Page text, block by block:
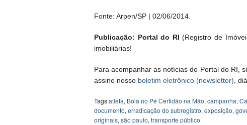
Fonte: Arpen/SP | 02/06/2014.
Publicação: Portal do RI (Registro de
imobiliárias!
Para acompanhar as notícias do Portal do RI,
assine nosso boletim eletrônico (newsletter) ,
Tags:atleta, Bola no Pé Certidão na Mão, campanha,
documento, erradicação do subregistro, exposição,
originais, são paulo, transporte público